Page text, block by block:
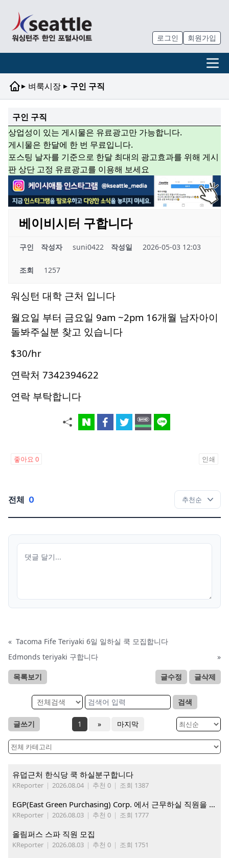
로그인 회원가입
▸ 벼룩시장 ▸ 구인 구직
구인 구직
상업성이 있는 게시물은 유료광고만 가능합니다.
게시물은 한달에 한 번 무료입니다.
포스팅 날자를 기준으로 한달 최대의 광고효과를 위해 게시
판 상단 고정 유료광고를 이용해 보세요
베이비시터 구합니다
구인 작성자 suni0422 작성일 2026-05-03 12:03
조회 1257
워싱턴 대학 근처 입니다
월요일 부터 금요일 9am ~2pm 16개월 남자아이
돌봐주실분 찾고 있습니다
$30/hr
연락처 7342394622
연락 부탁합니다
좋아요 0 인쇄
전체 0
« Tacoma Fife Teriyaki 6일 일하실 쿡 모집합니다
Edmonds teriyaki 구합니다
»
목록보기 글수정 글삭제
검색
글쓰기 1 » 마지막
유덥근처 한식당 쿡 하실분구합니다
KReporter | 2026.08.04 | 추천 0 | 조회 1387
EGP(East Green Purchasing) Corp. 에서 근무하실 직원을 아래와 같이 모집합니다.
KReporter | 2026.08.03 | 추천 0 | 조회 1777
올림퍼스 스파 직원 모집
KReporter | 2026.08.03 | 추천 0 | 조회 1751